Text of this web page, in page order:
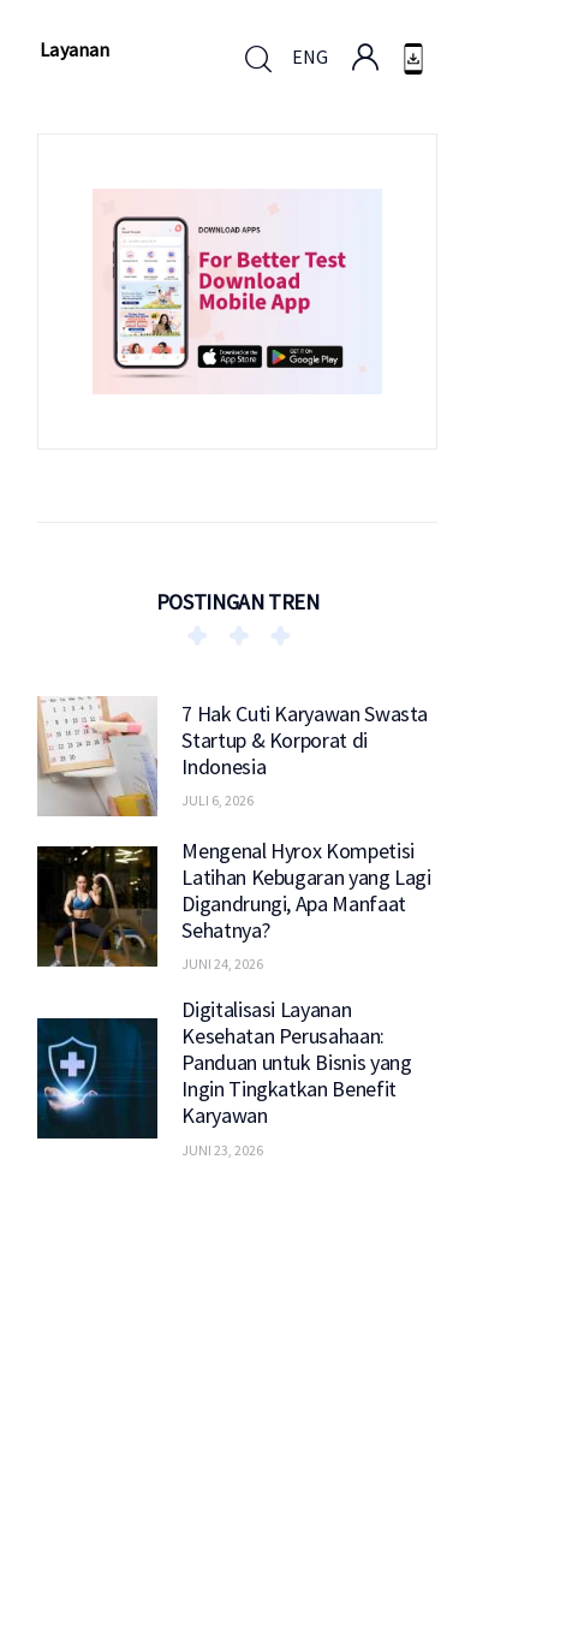
Layanan ENG
POSTINGAN TREN
7 Hak Cuti Karyawan Swasta
Startup & Korporat di
Indonesia
JULI 6, 2026
Mengenal Hyrox Kompetisi
Latihan Kebugaran yang Lagi
Digandrungi, Apa Manfaat
Sehatnya?
JUNI 24, 2026
Digitalisasi Layanan
Kesehatan Perusahaan:
Panduan untuk Bisnis yang
Ingin Tingkatkan Benefit
Karyawan
JUNI 23, 2026